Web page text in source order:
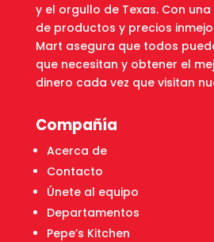
y el orgullo de Texas. Con
de productos y precios
Mart asegura que todos
que necesitan y obtener el
dinero cada vez que visitan
Compañía
Acerca de
Contacto
Únete al equipo
Departamentos
Pepe’s Kitchen